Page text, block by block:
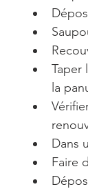
Taper
la
Dans
Faire